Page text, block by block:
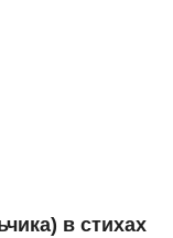
в стихах